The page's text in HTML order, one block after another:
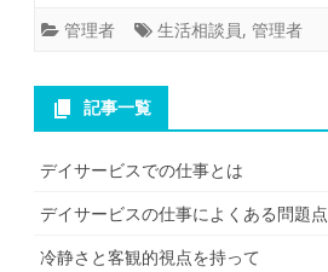
管理者 生活相談員, 管理者
記事一覧
デイサービスでの仕事とは
デイサービスの仕事によくある問題点
冷静さと客観的視点を持って